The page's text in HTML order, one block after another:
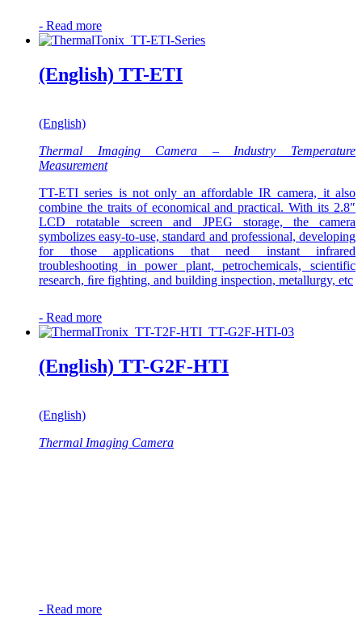
- Read more
(English) TT-ETI
(English)
Thermal Imaging Camera – Industry Temperature
Measurement
TT-ETI series is not only an affordable IR camera, it also
combine the traits of economical and practical. With its 2.8″
LCD rotatable screen and JPEG storage, the camera
symbolizes easy-to-use, standard and professional, developing
for those applications that need instant infrared
troubleshooting in power plant, petrochemicals, scientific
research, ﬁre fighting, and building inspection, metallurgy, etc
- Read more
(English) TT-G2F-HTI
(English)
Thermal Imaging Camera
- Read more